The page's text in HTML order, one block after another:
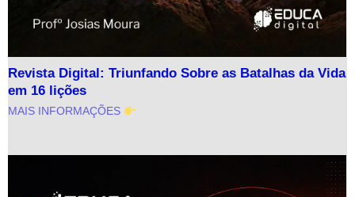
Revista Digital: Triunfando Sobre as Batalhas da Vida
em 16 lições
MAIS INFORMAÇÕES